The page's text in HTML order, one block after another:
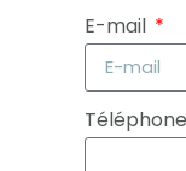
E-mail
Téléphone